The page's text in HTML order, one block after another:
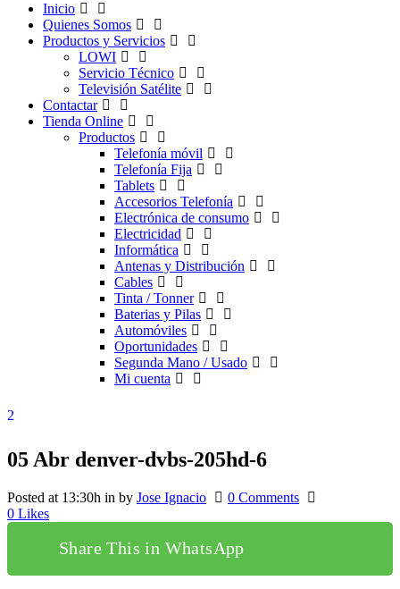
Inicio
Quienes Somos
Productos y Servicios
LOWI
Servicio Técnico
Televisión Satélite
Contactar
Tienda Online
Productos
Telefonía móvil
Telefonía Fija
Tablets
Accesorios Telefonía
Electrónica de consumo
Electricidad
Informática
Antenas y Distribución
Cables
Tinta / Tonner
Baterias y Pilas
Automóviles
Oportunidades
Segunda Mano / Usado
Mi cuenta
05 Abr denver-dvbs-205hd-6
Posted at 13:30h in by Jose Ignacio
0 Comments
0 Likes
Share This in WhatsApp